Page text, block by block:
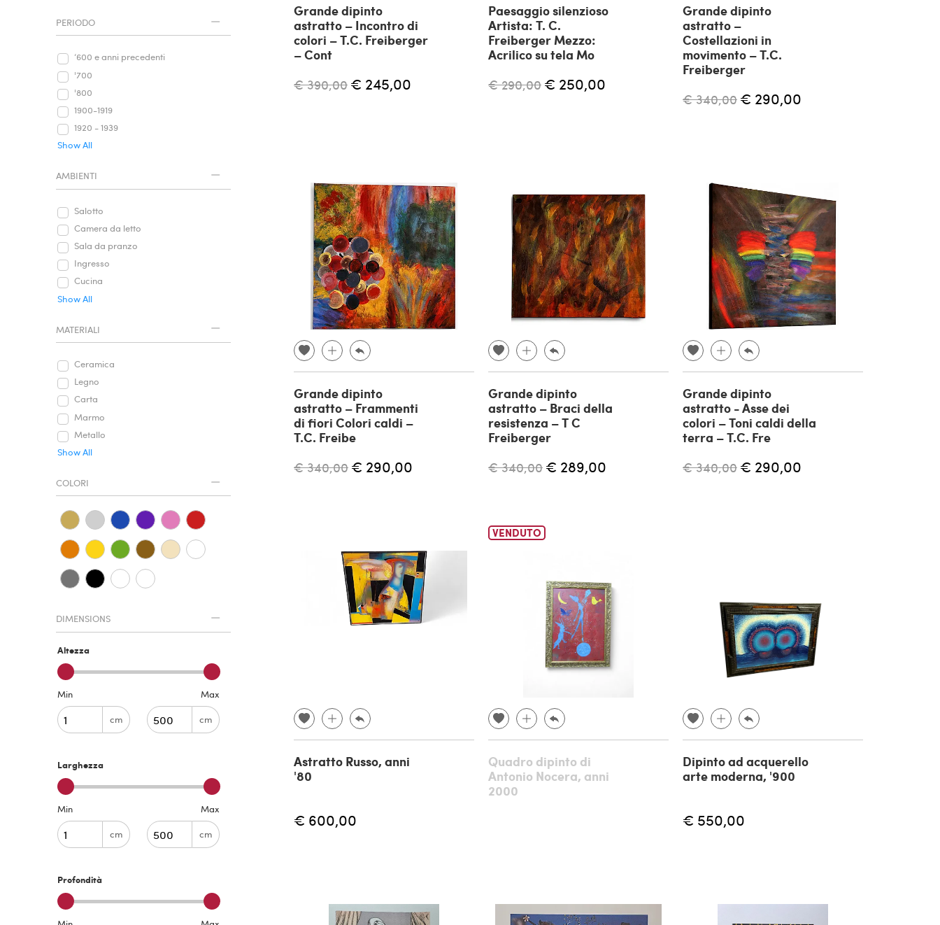
PERIODO
‘600 e anni precedenti
'700
'800
1900-1919
1920 - 1939
Show All
AMBIENTI
Salotto
Camera da letto
Sala da pranzo
Ingresso
Cucina
Show All
MATERIALI
Ceramica
Legno
Carta
Marmo
Metallo
Show All
COLORI
DIMENSIONS
Altezza
Min
cm
Max
cm
Larghezza
Min
cm
Max
cm
Profondità
Grande dipinto
astratto – Incontro di
colori – T.C. Freiberger
– Cont
€ 390,00 € 245,00
Paesaggio silenzioso
Artista: T. C.
Freiberger Mezzo:
Acrilico su tela Mo
€ 290,00 € 250,00
Grande dipinto
astratto –
Costellazioni in
movimento – T.C.
Freiberger
€ 340,00 € 290,00
Grande dipinto
astratto – Frammenti
di fiori Colori caldi –
T.C. Freibe
€ 340,00 € 290,00
Grande dipinto
astratto – Braci della
resistenza – T C
Freiberger
€ 340,00 € 289,00
Grande dipinto
astratto - Asse dei
colori – Toni caldi della
terra – T.C. Fre
€ 340,00 € 290,00
Astratto Russo, anni
'80
€ 600,00
VENDUTO
Quadro dipinto di
Antonio Nocera, anni
2000
Dipinto ad acquerello
arte moderna, '900
€ 550,00